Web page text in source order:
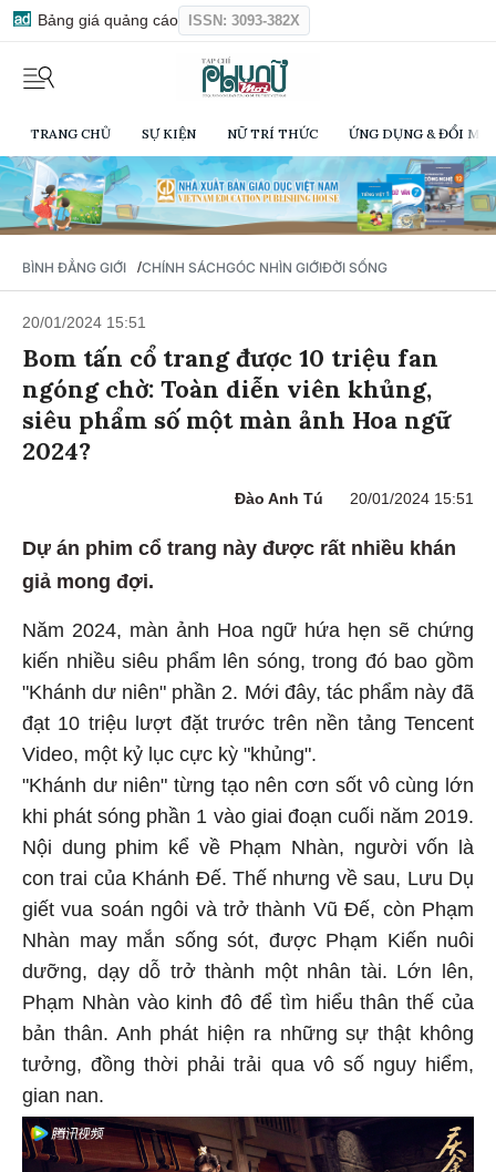
Bảng giá quảng cáo ISSN: 3093-382X
TRANG CHỦ SỰ KIỆN NỮ TRÍ THỨC ỨNG DỤNG & ĐỔI
BÌNH ĐẲNG GIỚI /CHÍNH SÁCHGÓC NHÌN GIỚIĐỜI SỐNG
20/01/2024 15:51
Bom tấn cổ trang được 10 triệu fan
ngóng chờ: Toàn diễn viên khủng,
siêu phẩm số một màn ảnh Hoa ngữ
2024?
Đào Anh Tú 20/01/2024 15:51
Dự án phim cổ trang này được rất nhiều khán
giả mong đợi.
Năm 2024, màn ảnh Hoa ngữ hứa hẹn sẽ chứng
kiến nhiều siêu phẩm lên sóng, trong đó bao gồm
"Khánh dư niên" phần 2. Mới đây, tác phẩm này đã
đạt 10 triệu lượt đặt trước trên nền tảng Tencent
Video, một kỷ lục cực kỳ "khủng".
"Khánh dư niên" từng tạo nên cơn sốt vô cùng lớn
khi phát sóng phần 1 vào giai đoạn cuối năm 2019.
Nội dung phim kể về Phạm Nhàn, người vốn là
con trai của Khánh Đế. Thế nhưng về sau, Lưu Dụ
giết vua soán ngôi và trở thành Vũ Đế, còn Phạm
Nhàn may mắn sống sót, được Phạm Kiến nuôi
dưỡng, dạy dỗ trở thành một nhân tài. Lớn lên,
Phạm Nhàn vào kinh đô để tìm hiểu thân thế của
bản thân. Anh phát hiện ra những sự thật không
tưởng, đồng thời phải trải qua vô số nguy hiểm,
gian nan.